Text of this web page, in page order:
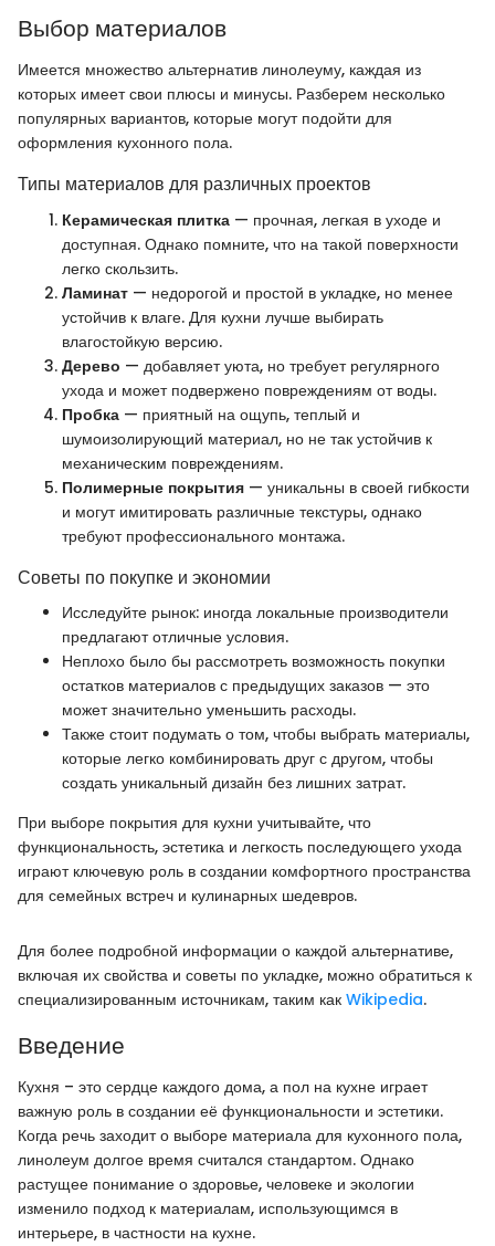
Выбор материалов
Имеется множество альтернатив линолеуму, каждая из
которых имеет свои плюсы и минусы. Разберем несколько
популярных вариантов, которые могут подойти для
оформления кухонного пола.
Типы материалов для различных проектов
Керамическая плитка — прочная, легкая в уходе и
доступная. Однако помните, что на такой поверхности
легко скользить.
Ламинат — недорогой и простой в укладке, но менее
устойчив к влаге. Для кухни лучше выбирать
влагостойкую версию.
Дерево — добавляет уюта, но требует регулярного
ухода и может подвержено повреждениям от воды.
Пробка — приятный на ощупь, теплый и
шумоизолирующий материал, но не так устойчив к
механическим повреждениям.
Полимерные покрытия — уникальны в своей гибкости
и могут имитировать различные текстуры, однако
требуют профессионального монтажа.
Советы по покупке и экономии
Исследуйте рынок: иногда локальные производители
предлагают отличные условия.
Неплохо было бы рассмотреть возможность покупки
остатков материалов с предыдущих заказов — это
может значительно уменьшить расходы.
Также стоит подумать о том, чтобы выбрать материалы,
которые легко комбинировать друг с другом, чтобы
создать уникальный дизайн без лишних затрат.
При выборе покрытия для кухни учитывайте, что
функциональность, эстетика и легкость последующего ухода
играют ключевую роль в создании комфортного пространства
для семейных встреч и кулинарных шедевров.
Для более подробной информации о каждой альтернативе,
включая их свойства и советы по укладке, можно обратиться к
специализированным источникам, таким как Wikipedia.
Введение
Кухня – это сердце каждого дома, а пол на кухне играет
важную роль в создании её функциональности и эстетики.
Когда речь заходит о выборе материала для кухонного пола,
линолеум долгое время считался стандартом. Однако
растущее понимание о здоровье, человеке и экологии
изменило подход к материалам, использующимся в
интерьере, в частности на кухне.